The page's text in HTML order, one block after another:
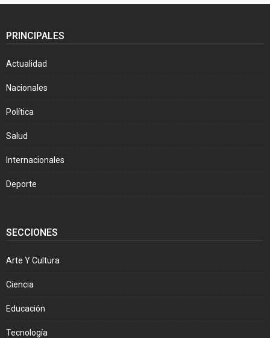
PRINCIPALES
Actualidad
Nacionales
Política
Salud
Internacionales
Deporte
SECCIONES
Arte Y Cultura
Ciencia
Educación
Tecnología